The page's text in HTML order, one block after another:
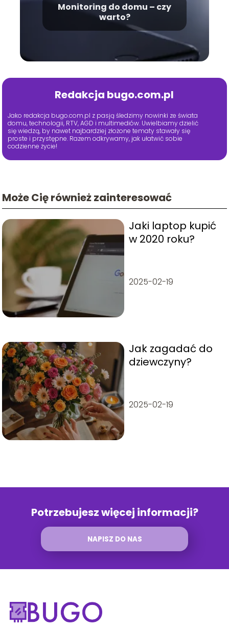
Monitoring do domu – czy
warto?
Redakcja bugo.com.pl
Jako redakcja bugo.com.pl z pasją śledzimy nowinki ze świata
domu, technologii, RTV, AGD i multimediów. Uwielbiamy dzielić
się wiedzą, by nawet najbardziej złożone tematy stawały się
proste i przystępne. Razem odkrywamy, jak ułatwić sobie
codzienne życie!
Może Cię również zainteresować
Jaki laptop kupić
w 2020 roku?
2025-02-19
Jak zagadać do
dziewczyny?
2025-02-19
Potrzebujesz więcej informacji?
NAPISZ DO NAS